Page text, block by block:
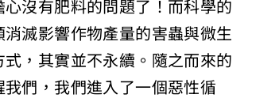
滅影響作物產量的害蟲與微生
，其實並不永續。隨之而來的
們，我們進入了一個惡性循